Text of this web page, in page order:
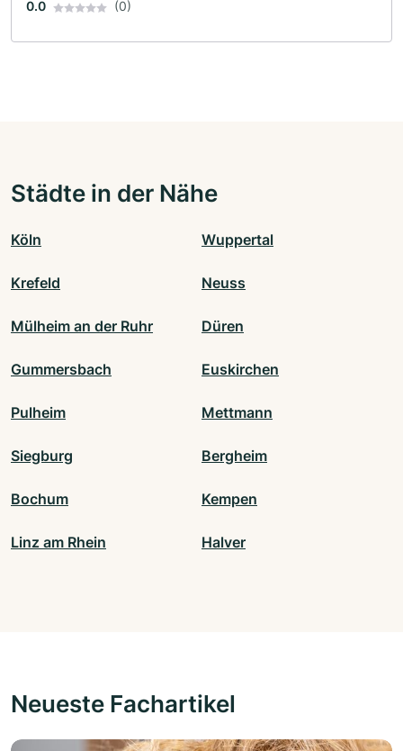
0.0 (0)
Städte in der Nähe
Köln Wuppertal
Krefeld Neuss
Mülheim an der Ruhr Düren
Gummersbach Euskirchen
Pulheim Mettmann
Siegburg Bergheim
Bochum Kempen
Linz am Rhein Halver
Neueste Fachartikel